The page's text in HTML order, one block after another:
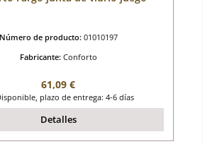
Número de producto: 01010197
Fabricante: Conforto
Precio normal:
61,09 €
plazo de entrega: 4-6 días
Detalles